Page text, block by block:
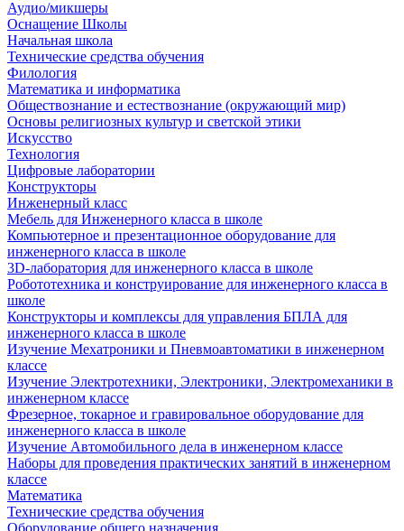
Аудио/микшеры
Оснащение Школы
Начальная школа
Технические средства обучения
Филология
Математика и информатика
Обществознание и естествознание (окружающий мир)
Основы религиозных культур и светской этики
Искусство
Технология
Цифровые лаборатории
Конструкторы
Инженерный класс
Мебель для Инженерного класса в школе
Компьютерное и презентационное оборудование для
инженерного класса в школе
3D-лаборатория для инженерного класса в школе
Робототехника и конструирование для инженерного класса в
школе
Конструкторы и комплексы для управления БПЛА для
инженерного класса в школе
Изучение Мехатроники и Пневмоавтоматики в инженерном
классе
Изучение Электротехники, Электроники, Электромеханики в
инженерном классе
Фрезерное, токарное и гравировальное оборудование для
инженерного класса в школе
Изучение Автомобильного дела в инженерном классе
Наборы для проведения практических занятий в инженерном
классе
Математика
Технические средства обучения
Оборудование общего назначения